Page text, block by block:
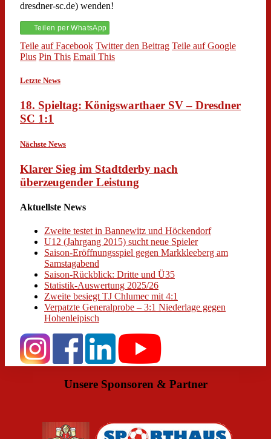
dresdner-sc.de) wenden!
Teilen per WhatsApp
Teile auf Facebook Twitter den Beitrag Teile auf Google
Plus Pin This Email This
Letzte News
18. Spieltag: Königswarthaer SV – Dresdner
SC 1:1
Nächste News
Klarer Sieg im Stadtderby nach
überzeugender Leistung
Aktuellste News
Zweite testet in Bannewitz und Höckendorf
U12 (Jahrgang 2015) sucht neue Spieler
Saison-Eröffnungsspiel gegen Markkleeberg am
Samstagabend
Saison-Rückblick: Dritte und Ü35
Statistik-Auswertung 2025/26
Zweite besiegt TJ Chlumec mit 4:1
Verpatzte Generalprobe – 3:1 Niederlage gegen
Hohenleipisch
Unsere Sponsoren & Partner